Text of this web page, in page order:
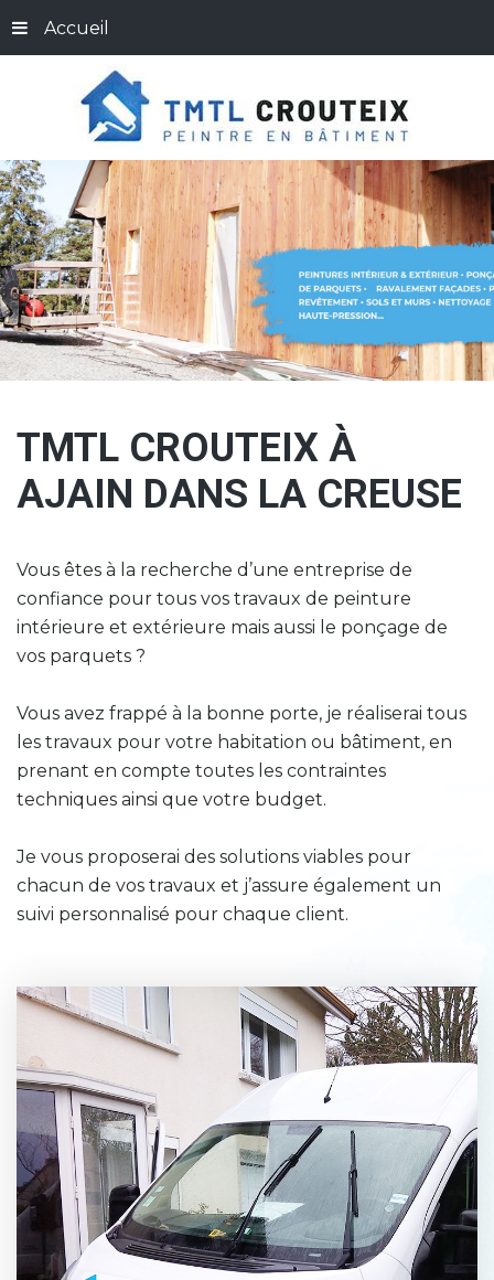
Accueil
TMTL CROUTEIX À
AJAIN DANS LA CREUSE
Vous êtes à la recherche d’une entreprise de
confiance pour tous vos travaux de peinture
intérieure et extérieure mais aussi le ponçage de
vos parquets ?
Vous avez frappé à la bonne porte, je réaliserai tous
les travaux pour votre habitation ou bâtiment, en
prenant en compte toutes les contraintes
techniques ainsi que votre budget.
Je vous proposerai des solutions viables pour
chacun de vos travaux et j’assure également un
suivi personnalisé pour chaque client.